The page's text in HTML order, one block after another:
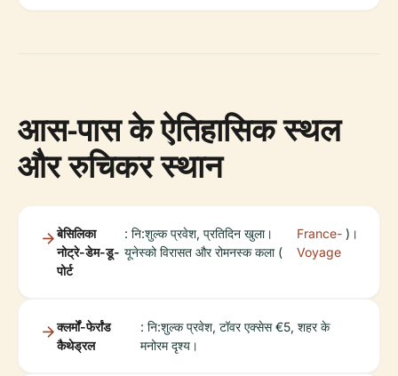
आस-पास के ऐतिहासिक स्थल
और रुचिकर स्थान
बेसिलिका
नोट्रे-डेम-डू-
पोर्ट
: नि:शुल्क प्रवेश, प्रतिदिन खुला।
यूनेस्को विरासत और रोमनस्क कला (
France-
Voyage
)।
क्लर्मों-फेर्रांड
कैथेड्रल
: नि:शुल्क प्रवेश, टॉवर एक्सेस €5, शहर के
मनोरम दृश्य।